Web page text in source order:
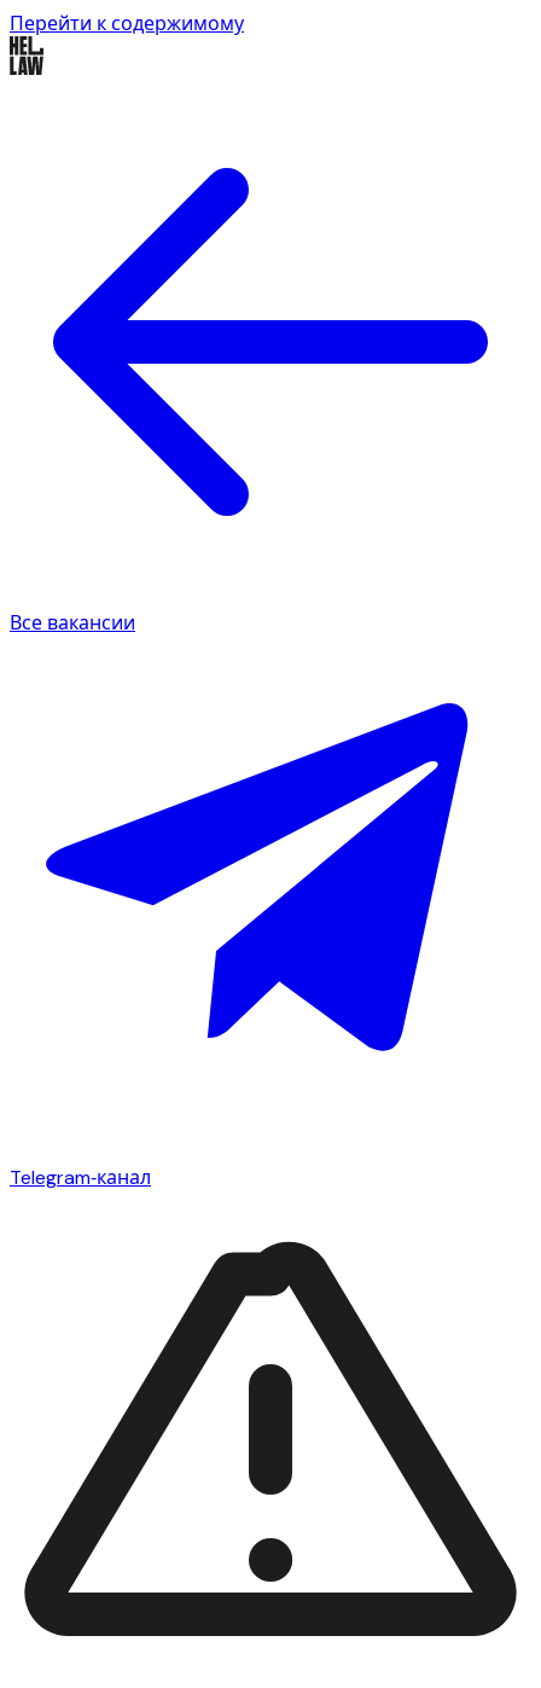
Перейти к содержимому
Все вакансии
Telegram‑канал